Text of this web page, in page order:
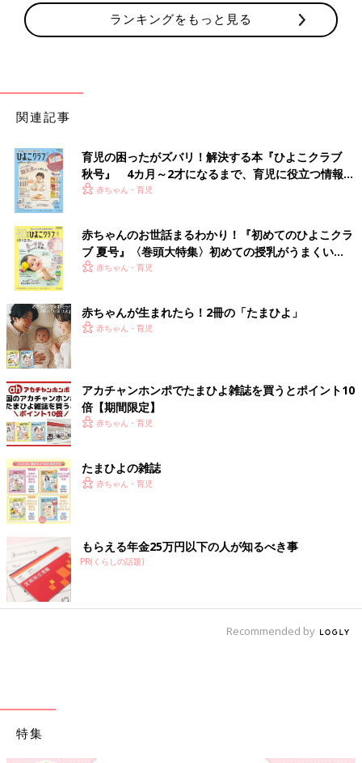
ランキングをもっと見る
関連記事
育児の困ったがズバリ！解決する本『ひよこクラブ
秋号』 4カ月～2才になるまで、育児に役立つ情報が
いっぱい！
赤ちゃん・育児
赤ちゃんのお世話まるわかり！『初めてのひよこクラ
ブ 夏号』〈巻頭大特集〉初めての授乳がうまくい
く！ おっぱい・ミルクの基本と夏のトラブル 解決テ
赤ちゃん・育児
赤ちゃんが生まれたら！2冊の「たまひよ」
赤ちゃん・育児
アカチャンホンポでたまひよ雑誌を買うとポイント10
倍【期間限定】
赤ちゃん・育児
たまひよの雑誌
赤ちゃん・育児
もらえる年金25万円以下の人が知るべき事
PR(くらしの話題)
Recommended by
特集